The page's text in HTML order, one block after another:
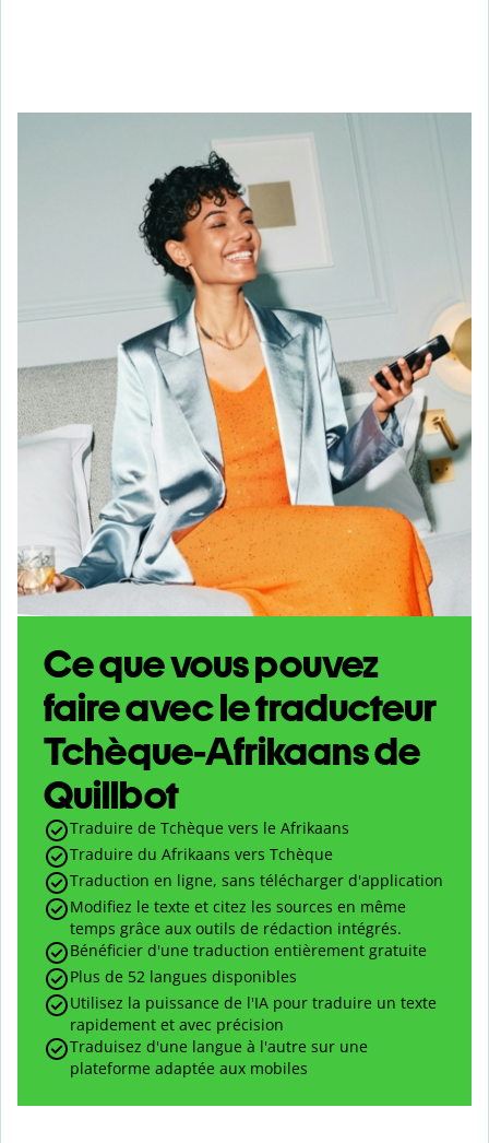
Ce que vous pouvez
faire avec le traducteur
Tchèque-Afrikaans de
Quillbot
Traduire de Tchèque vers le Afrikaans
Traduire du Afrikaans vers Tchèque
Traduction en ligne, sans télécharger d'application
Modifiez le texte et citez les sources en même
temps grâce aux outils de rédaction intégrés.
Bénéficier d'une traduction entièrement gratuite
Plus de 52 langues disponibles
Utilisez la puissance de l'IA pour traduire un texte
rapidement et avec précision
Traduisez d'une langue à l'autre sur une
plateforme adaptée aux mobiles